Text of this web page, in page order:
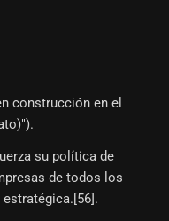
construcción en el
su política de
de todos los